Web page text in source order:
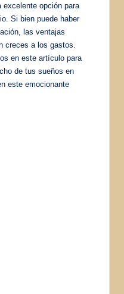
opción para
Si bien puede haber
las ventajas
creces a los gastos.
en este artículo para
de tus sueños en
este emocionante